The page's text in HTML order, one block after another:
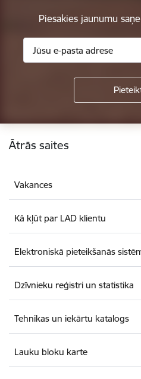
Piesakies jaunumu
Kājene
Ātrās saites
Vakances
Kā kļūt par LAD klientu
Elektroniskā pieteikšanās
Dzīvnieku reģistri un statistika
Tehnikas un iekārtu katalogs
Lauku bloku karte